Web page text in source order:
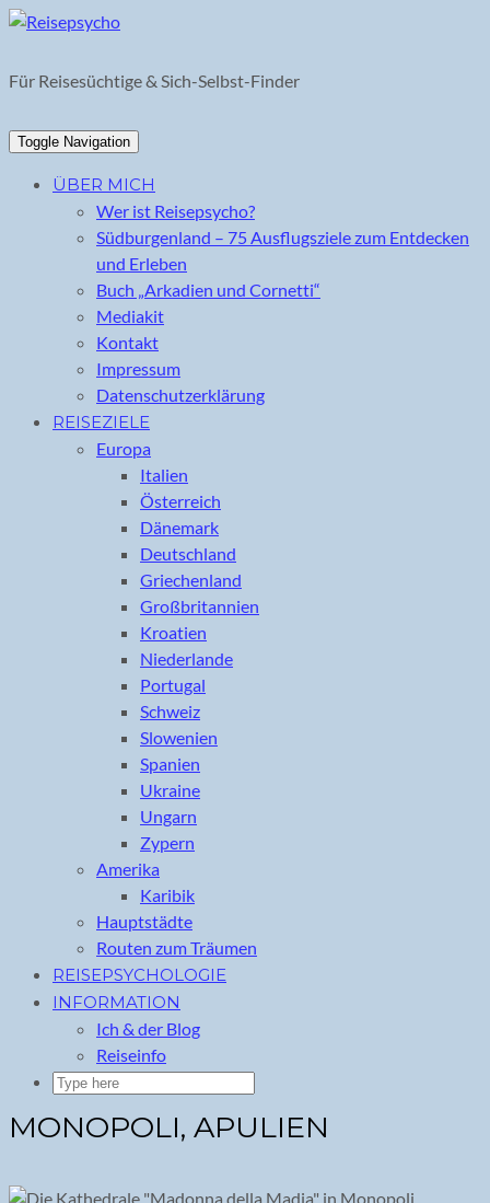
Skip
content
Für Reisesüchtige & Sich-Selbst-Finder
Toggle Navigation
ÜBER MICH
Wer ist Reisepsycho?
Südburgenland – 75 Ausflugsziele zum Entdecken
und Erleben
Buch „Arkadien und Cornetti“
Mediakit
Kontakt
Impressum
Datenschutzerklärung
REISEZIELE
Europa
Italien
Österreich
Dänemark
Deutschland
Griechenland
Großbritannien
Kroatien
Niederlande
Portugal
Schweiz
Slowenien
Spanien
Ukraine
Ungarn
Zypern
Amerika
Karibik
Hauptstädte
Routen zum Träumen
REISEPSYCHOLOGIE
INFORMATION
Ich & der Blog
Reiseinfo
MONOPOLI, APULIEN